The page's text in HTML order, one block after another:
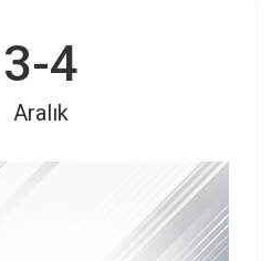
3-4
Aralık